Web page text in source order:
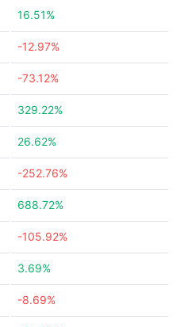
16.51%
-12.97%
-73.12%
329.22%
26.62%
-252.76%
688.72%
-105.92%
3.69%
-8.69%